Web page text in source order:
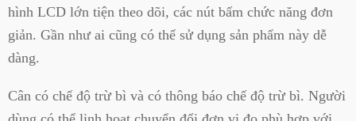
hình LCD lớn tiện theo dõi, các nút bấm chức năng đơn
giản. Gần như ai cũng có thể sử dụng sản phẩm này dễ
dàng.
Cân có chế độ trừ bì và có thông báo chế độ trừ bì. Người